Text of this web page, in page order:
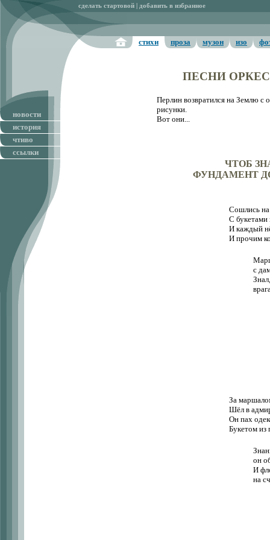
сделать стартовой добавить в избранное
стихи проза музон изо
новости
история
чтиво
ссылки
ПЕСНИ
Перлин возвратился на Землю с
рисунки.
Вот они...
ЧТОБ
ФУНДАМЕНТ
Сошлись на
С букетами
И каждый
И прочим
с
За
Шёл в
Он пах
Букетом из
он
И
на